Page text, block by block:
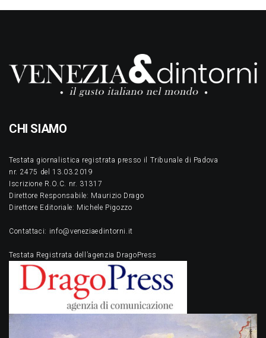
CHI SIAMO
Testata giornalistica registrata presso il Tribunale di Padova
nr. 2475 del 13.03.2019
Iscrizione R.O.C. nr. 31317
Direttore Responsabile: Maurizio Drago
Direttore Editoriale: Michele Pigozzo
Contattaci: info@veneziaedintorni.it
Testata Registrata dell’agenzia DragoPress